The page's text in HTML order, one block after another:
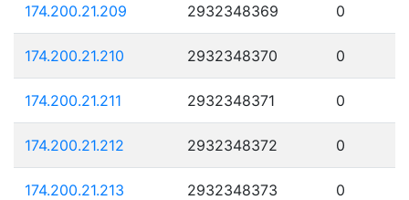
174.200.21.209 2932348369 0
174.200.21.210 2932348370 0
174.200.21.211 2932348371 0
174.200.21.212 2932348372 0
174.200.21.213 2932348373 0